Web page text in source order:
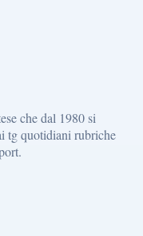
che dal 1980 si
tg quotidiani rubriche